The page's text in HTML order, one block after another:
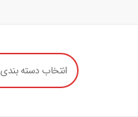
انتخاب دسته بندی